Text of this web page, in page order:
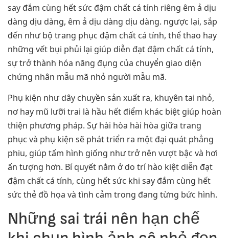
say đắm cùng hết sức đậm chất cá tính riêng êm ả dịu
dàng dịu dàng, êm ả dịu dàng dịu dàng. ngược lại, sắp
đến như bộ trang phục đậm chất cá tính, thể thao hay
những vết bụi phủi lại giúp diễn đạt đậm chất cá tính,
sự trở thành hóa năng đụng của chuyển giao diện
chứng nhân mẫu mã nhỏ người mẫu mã.
Phụ kiện như dây chuyền sản xuất ra, khuyên tai nhỏ,
nơ hay mũ lưỡi trai là hầu hết điểm khác biệt giúp hoàn
thiện phương pháp. Sự hài hòa hài hòa giữa trang
phục và phụ kiện sẽ phát triển ra một đại quát phẳng
phiu, giúp tấm hình giống như trở nên vượt bậc và hơi
ấn tượng hơn. Bí quyết nằm ở do trí hào kiệt diễn đạt
đậm chất cá tính, cùng hết sức khi say đắm cùng hết
sức thẻ đồ họa và tình cảm trong đang từng bức hình.
Những sai trái nên hạn chế